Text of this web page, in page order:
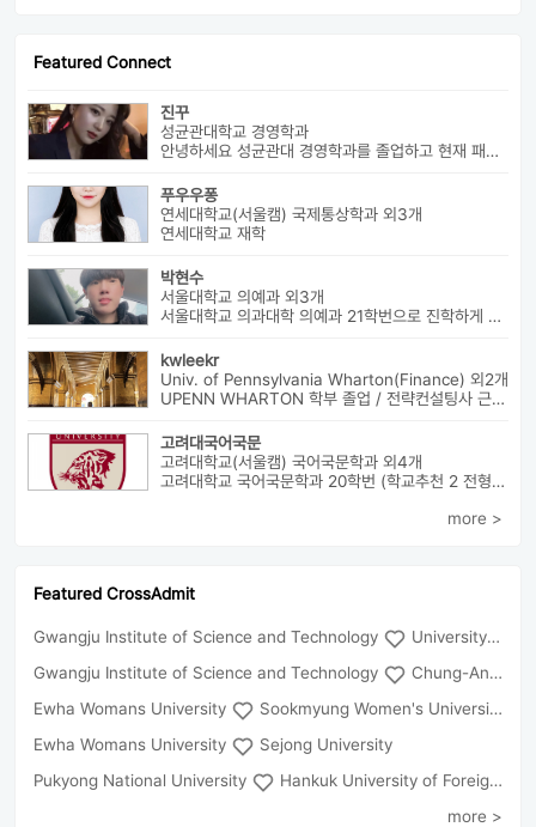
Featured Connect
진꾸
성균관대학교 경영학과
안녕하세요 성균관대 경영학과를 졸업하고 현재 패션 회사 기획자로 있습니...
푸우우퐁
연세대학교(서울캠) 국제통상학과 외3개
연세대학교 재학
박현수
서울대학교 의예과 외3개
서울대학교 의과대학 의예과 21학번으로 진학하게 될 박현수라고 합니다~
kwleekr
Univ. of Pennsylvania Wharton(Finance) 외2개
UPENN WHARTON 학부 졸업 / 전략컨설팅사 근무 / HBS MBA 재학 중 ...
고려대국어국문
고려대학교(서울캠) 국어국문학과 외4개
고려대학교 국어국문학과 20학번 (학교추천 2 전형, 최초합) 성균관대...
more >
Featured CrossAdmit
Gwangju Institute of Science and Technology
University of Seoul
Gwangju Institute of Science and Technology
Chung-Ang University
Ewha Womans University
Sookmyung Women's University
Ewha Womans University
Sejong University
Pukyong National University
Hankuk University of Foreign Studies(Global Campus
more >